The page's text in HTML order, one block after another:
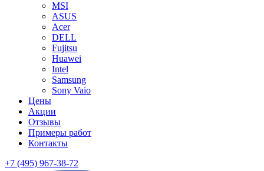
MSI
ASUS
Acer
DELL
Fujitsu
Huawei
Intel
Samsung
Sony Vaio
Цены
Акции
Отзывы
Примеры работ
Контакты
+7 (495) 967-38-72